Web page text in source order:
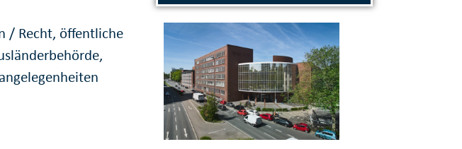
/ Recht, öffentliche